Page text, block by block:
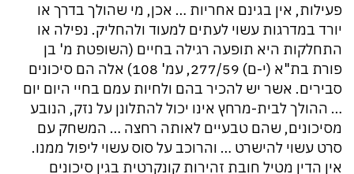
פעילות, אין בגינם אחריות … אכן, מי שהולך בדרך או
יורד במדרגות עשוי לעתים למעוד ולהחליק. נפילה או
התחלקות היא תופעה רגילה בחיים (השופטת מ' בן
פורת בת"א (י-ם) 277/59, עמ' 108) אלה הם סיכונים
סבירים. אשר יש להכיר בהם ולחיות עמם בחיי היום יום
… ההולך לבית-מרחץ אינו יכול להתלונן על נזק, הנובע
מסיכונים, שהם טבעיים לאותה רחצה … המשחק עם
סרט עשוי להישרט … והרוכב על סוס עשוי ליפול ממנו.
אין הדין מטיל חובת זהירות קונקרטית בגין סיכונים